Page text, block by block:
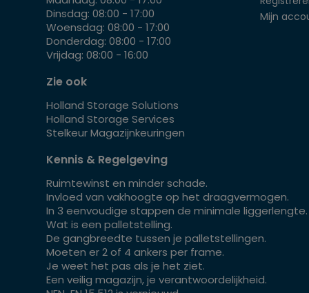
Dinsdag: 08:00 - 17:00
Woensdag: 08:00 - 17:00
Donderdag: 08:00 - 17:00
Vrijdag: 08:00 - 16:00
Zie ook
Holland Storage Solutions
Holland Storage Services
Stelkeur Magazijnkeuringen
Mijn
Kennis & Regelgeving
Ruimtewinst en minder schade.
Invloed van vakhoogte op het draagvermogen.
In 3 eenvoudige stappen de minimale liggerlengte.
Wat is een palletstelling.
De gangbreedte tussen je palletstellingen.
Moeten er 2 of 4 ankers per frame.
Je weet het pas als je het ziet.
Een veilig magazijn, je verantwoordelijkheid.